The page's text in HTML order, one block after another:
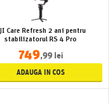
Care Refresh 2 ani pentru
stabilizatorul RS 4 Pro
749,99 lei
ADAUGA IN COS